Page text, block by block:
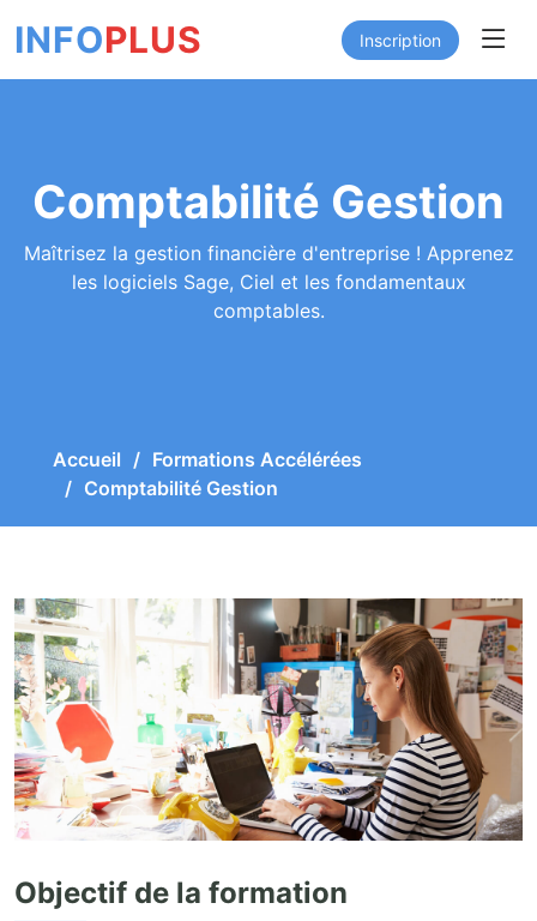
INFOPLUS Inscription
Comptabilité Gestion
Maîtrisez la gestion financière d'entreprise ! Apprenez
les logiciels Sage, Ciel et les fondamentaux
comptables.
Accueil
Formations Accélérées
Comptabilité Gestion
Objectif de la formation